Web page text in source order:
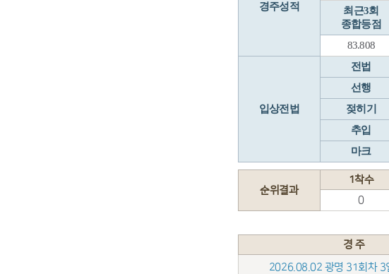
경주성적
최근3회
종합등점
83.808
입상전법
전법
선행
젖히기
추입
마크
순위결과
1착수
0
경 주
2026.08.02 광명 31회차 3